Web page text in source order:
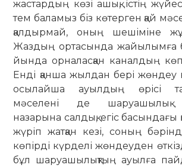
жастардың көзі ашық, істің
тем баламыз біз көтерген қай
қалдырмай, оның ше­­шіміне
Жаздың ор­та­сында жайылымға
йын­да орналасқан каналдың
Енді қанша жылдан бері жөн­деу
осылайша ауыл­дың өрісі
мәселені де ша­руашылық
назарына салдық, егіс
жүріп жатқан кезі, соның
көпірді күрделі жөн­деуден
бұл ша­руа­шылықтың ауылға